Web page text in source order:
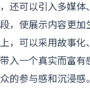
还可以引入多媒体
，使展示内容更加
，可以采用故事化
入一个真实而富有
的参与感和沉浸感。